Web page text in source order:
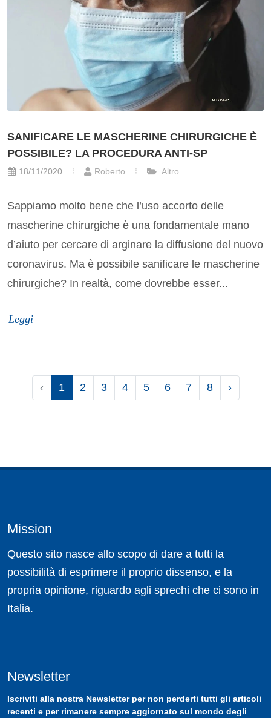
SANIFICARE LE MASCHERINE CHIRURGICHE È
POSSIBILE? LA PROCEDURA ANTI-SP
18/11/2020 Roberto Altro
Sappiamo molto bene che l’uso accorto delle
mascherine chirurgiche è una fondamentale mano
d’aiuto per cercare di arginare la diffusione del nuovo
coronavirus. Ma è possibile sanificare le mascherine
chirurgiche? In realtà, come dovrebbe esser...
Leggi
‹ 1 2 3 4 5 6 7 8 ›
Mission
Questo sito nasce allo scopo di dare a tutti la
possibilità di esprimere il proprio dissenso, e la
propria opinione, riguardo agli sprechi che ci sono in
Italia.
Newsletter
Iscriviti alla nostra Newsletterper non perderti tutti gli articoli
recenti e per rimanere sempre aggiornato sul mondo degli